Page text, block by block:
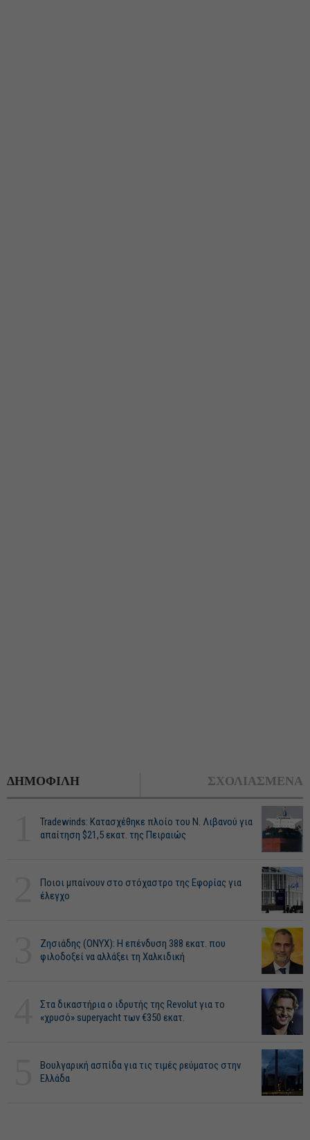
ΔΗΜΟΦΙΛΗ ΣΧΟΛΙΑΣΜΕΝΑ
Tradewinds: Κατασχέθηκε πλοίο του Ν. Λιβανού για
απαίτηση $21,5 εκατ. της Πειραιώς
Ποιοι μπαίνουν στο στόχαστρο της Εφορίας για
έλεγχο
Ζησιάδης (ONYX): Η επένδυση 388 εκατ. που
φιλοδοξεί να αλλάξει τη Χαλκιδική
Στα δικαστήρια ο ιδρυτής της Revolut για το
«χρυσό» superyacht των €350 εκατ.
Βουλγαρική ασπίδα για τις τιμές ρεύματος στην
Ελλάδα